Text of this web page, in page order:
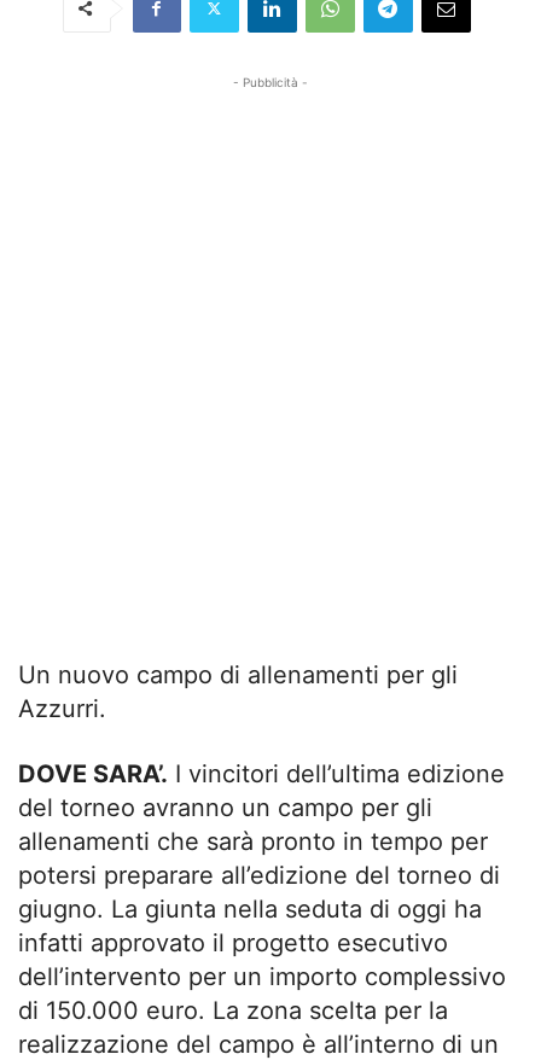
- Pubblicità -
Un nuovo campo di allenamenti per gli
Azzurri.
DOVE SARA’. I vincitori dell’ultima edizione
del torneo avranno un campo per gli
allenamenti che sarà pronto in tempo per
potersi preparare all’edizione del torneo di
giugno. La giunta nella seduta di oggi ha
infatti approvato il progetto esecutivo
dell’intervento per un importo complessivo
di 150.000 euro. La zona scelta per la
realizzazione del campo è all’interno di un